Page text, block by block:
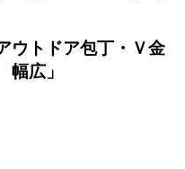
トドア包丁・Ｖ金
広」